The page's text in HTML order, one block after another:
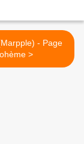
- Page
bohème >